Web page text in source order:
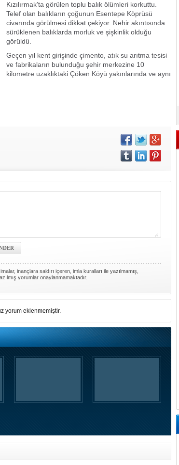
Kızılırmak'ta görülen toplu balık ölümleri korkuttu.
Telef olan balıkların çoğunun Esentepe Köprüsü
civarında görülmesi dikkat çekiyor. Nehir akıntısında
sürüklenen balıklarda morluk ve şişkinlik olduğu
görüldü.
Geçen yıl kent girişinde çimento, atık su arıtma tesisi
ve fabrikaların bulunduğu şehir merkezine 10
kilometre uzaklıktaki Çöken Köyü yakınlarında ve aynı
inançlara saldırı içeren, imla kuralları ile yazılmamış,
yorumlar onaylanmamaktadır.
yorum eklenmemiştir.